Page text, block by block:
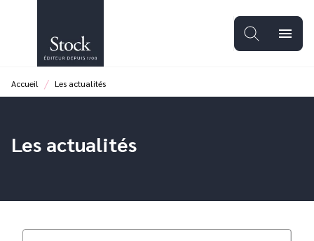
PIED DE PAGE
menu
Accueil / Les actualités
Les actualités